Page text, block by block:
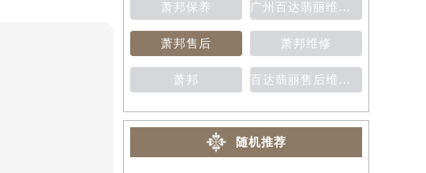
萧邦保养 广州百达翡丽维修保养售后中心
萧邦售后 萧邦维修
萧邦 百达翡丽售后维修保养费用价目表
随机推荐